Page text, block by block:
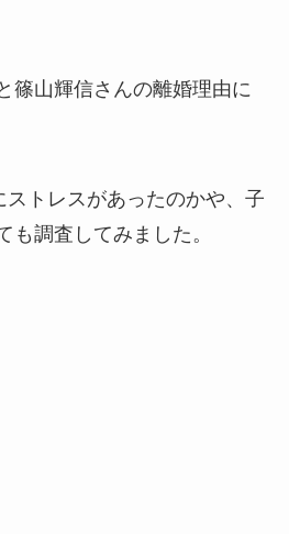
篠山輝信さんの離婚理由に
ストレスがあったのかや、子
も調査してみました。